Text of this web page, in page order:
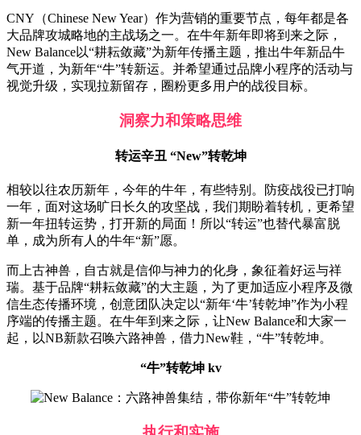
CNY（Chinese New Year）作为营销的重要节点，每年都是各
大品牌攻城略地的主战场之一。在牛年新年即将到来之际，
New Balance以“耕耘敛藏”为新年传播主题，推出牛年新品牛
气开道，为新年“牛”转新运。并希望通过品牌小程序的活动与
视觉升级，实现拉新留存，圈粉更多用户的战役目标。
洞察力和策略思维
转运辛丑 “New”转乾坤
相较以往农历新年，今年的牛年，有些特别。防疫战役已打响
一年，面对这场旷日长久的攻坚战，我们期盼着转机，更希望
新一年扭转运势，打开新的局面！所以“转运”也替代暴富脱
单，成为所有人的牛年“新”愿。
而上古神兽，自古就是信仰与神力的化身，象征着好运与祥
瑞。基于品牌“耕耘敛藏”的大主题，为了更加适应小程序及微
信生态传播环境，创意团队决定以“新年‘牛’转乾坤”作为小程
序端的传播主题。在牛年到来之际，让New Balance和大家一
起，以NB新款召唤六路神兽，借力New鞋，“牛”转乾坤。
“牛”转乾坤 kv